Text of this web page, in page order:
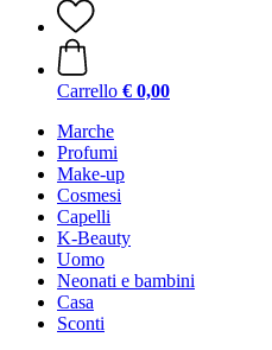
Carrello € 0,00
Marche
Profumi
Make-up
Cosmesi
Capelli
K-Beauty
Uomo
Neonati e bambini
Casa
Sconti